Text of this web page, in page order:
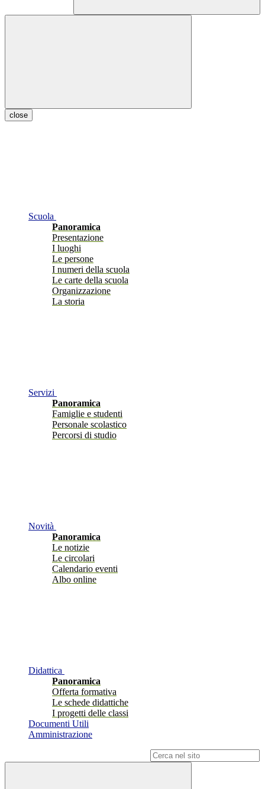
close
Scuola
Panoramica
Presentazione
I luoghi
Le persone
I numeri della scuola
Le carte della scuola
Organizzazione
La storia
Servizi
Panoramica
Famiglie e studenti
Personale scolastico
Percorsi di studio
Novità
Panoramica
Le notizie
Le circolari
Calendario eventi
Albo online
Didattica
Panoramica
Offerta formativa
Le schede didattiche
I progetti delle classi
Documenti Utili
Amministrazione